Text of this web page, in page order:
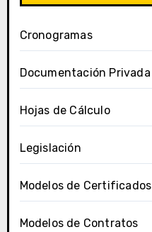
Cronogramas
Documentación Privada
Hojas de Cálculo
Legislación
Modelos de Certificados
Modelos de Contratos